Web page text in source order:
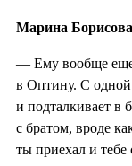
Марина Борисова
— Ему вообще еще
в Оптину. С одной
и подталкивает в
с братом, вроде
ты приехал и тебе